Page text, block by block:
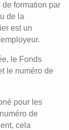
formation par
de la
est un
le Fonds
le numéro de
pour les
de
cela